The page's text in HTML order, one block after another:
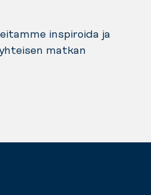
inspiroida ja
matkan